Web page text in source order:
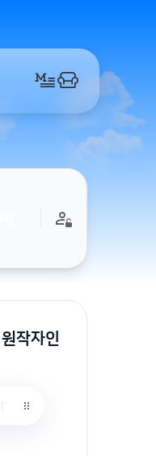
작자인